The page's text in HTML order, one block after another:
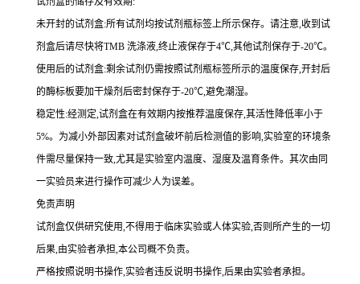
未开封的试剂盒:所有试剂均按试剂瓶标签上所示保存。请注意,收到试
剂盒后请尽快将TMB 洗涤液,终止液保存于4℃,其他试剂保存于-20℃。
使用后的试剂盒:剩余试剂仍需按照试剂瓶标签所示的温度保存,开封后
的酶标板要加干燥剂后密封保存于-20℃,避免潮湿。
稳定性:经测定,试剂盒在有效期内按推荐温度保存,其活性降低率小于
5%。为减小外部因素对试剂盒破坏前后检测值的影响,实验室的环境条
件需尽量保持一致,尤其是实验室内温度、湿度及温育条件。其次由同
一实验员来进行操作可减少人为误差。
免责声明
试剂盒仅供研究使用,不得用于临床实验或人体实验,否则所产生的一切
后果,由实验者承担,本公司概不负责。
严格按照说明书操作,实验者违反说明书操作,后果由实验者承担。